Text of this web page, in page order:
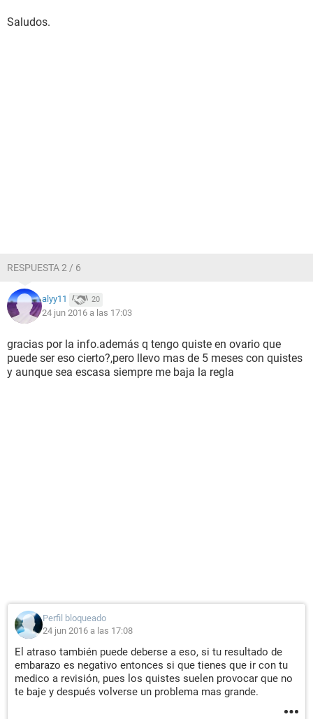
Saludos.
RESPUESTA 2 / 6
alyy11 20
24 jun 2016 a las 17:03
gracias por la info.además q tengo quiste en ovario que
puede ser eso cierto?,pero llevo mas de 5 meses con quistes
y aunque sea escasa siempre me baja la regla
Perfil bloqueado
24 jun 2016 a las 17:08
El atraso también puede deberse a eso, si tu resultado de
embarazo es negativo entonces si que tienes que ir con tu
medico a revisión, pues los quistes suelen provocar que no
te baje y después volverse un problema mas grande.